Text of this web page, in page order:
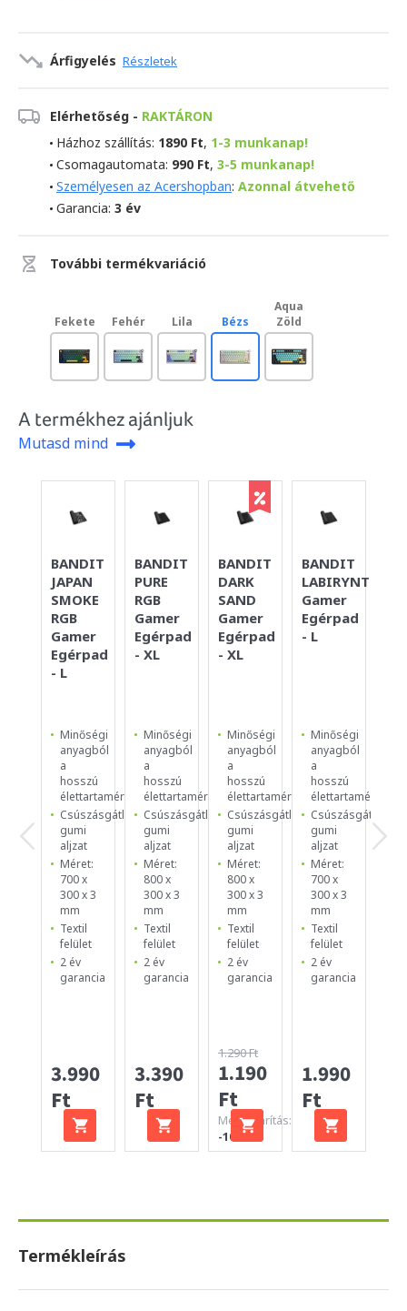
Árfigyelés Részletek
Elérhetőség - RAKTÁRON
Házhoz szállítás: 1890 Ft, 1-3 munkanap!
Csomagautomata: 990 Ft, 3-5 munkanap!
Személyesen az Acershopban: Azonnal átvehető
Garancia: 3 év
További termékvariáció
Fekete Fehér Lila Bézs
Aqua
Zöld
A termékhez ajánljuk
Mutasd mind
BANDIT
JAPAN
SMOKE
RGB
Gamer
Egérpad
- L
Minőségi
anyagból
a
hosszú
élettartamért
Csúszásgátló
gumi
aljzat
Méret:
700 x
300 x 3
mm
Textil
felület
2 év
garancia
3.990
Ft
BANDIT
PURE
RGB
Gamer
Egérpad
- XL
Minőségi
anyagból
a
hosszú
élettartamért
Csúszásgátló
gumi
aljzat
Méret:
800 x
300 x 3
mm
Textil
felület
2 év
garancia
3.390
Ft
BANDIT
DARK
SAND
Gamer
Egérpad
- XL
Minőségi
anyagból
a
hosszú
élettartamért
Csúszásgátló
gumi
aljzat
Méret:
800 x
300 x 3
mm
Textil
felület
2 év
garancia
1.290 Ft
1.190
Ft
Megtakarítás:
-100 Ft
BANDIT
LABIRYNTH
Gamer
Egérpad
- L
Minőségi
anyagból
a
hosszú
élettartamért
Csúszásgátló
gumi
aljzat
Méret:
700 x
300 x 3
mm
Textil
felület
2 év
garancia
1.990
Ft
Termékleírás